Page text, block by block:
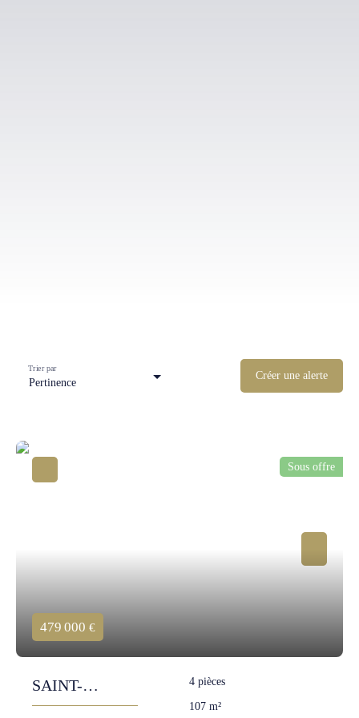
Pertinence
Trier par
Créer une alerte
Sous offre
479 000 €
SAINT-
MARTIN-LE-
4 pièces
107 m²